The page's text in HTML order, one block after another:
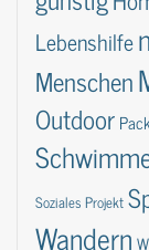
Lebenshilfe
Menschen
Outdoor
Soziales Projekt
Wandern